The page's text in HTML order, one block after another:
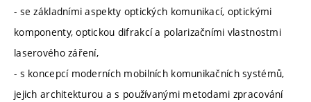
- se základními aspekty optických komunikací, optickými
komponenty, optickou difrakcí a polarizačními vlastnostmi
laserového záření,
- s koncepcí moderních mobilních komunikačních systémů,
jejich architekturou a s používanými metodami zpracování